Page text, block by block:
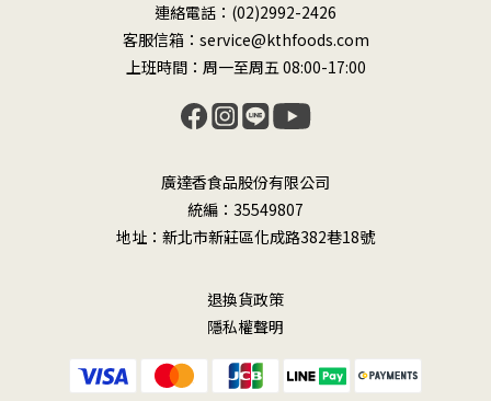
連絡電話：(02)2992-2426
客服信箱：service@kthfoods.com
上班時間：周一至周五 08:00-17:00
廣達香食品股份有限公司
統編：35549807
地址：新北市新莊區化成路382巷18號
退換貨政策
隱私權聲明